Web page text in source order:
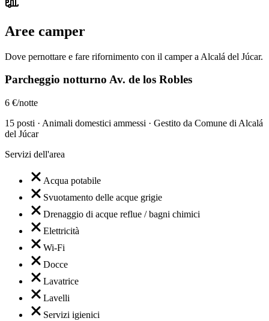
Aree camper
Dove pernottare e fare rifornimento con il camper a Alcalá del Júcar.
Parcheggio notturno Av. de los Robles
6 €/notte
15 posti · Animali domestici ammessi · Gestito da Comune di Alcalá
del Júcar
Servizi dell'area
Acqua potabile
Svuotamento delle acque grigie
Drenaggio di acque reflue / bagni chimici
Elettricità
Wi-Fi
Docce
Lavatrice
Lavelli
Servizi igienici